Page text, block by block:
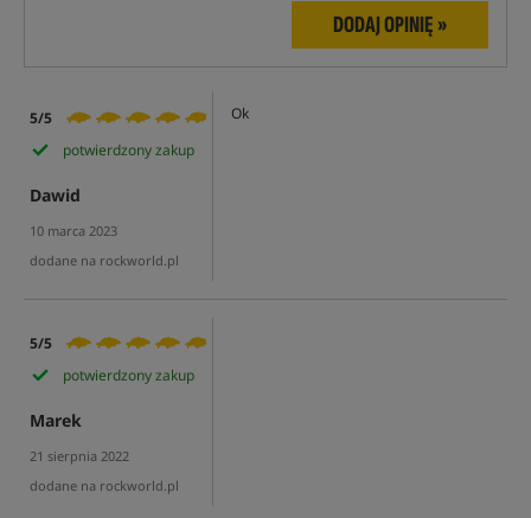
DODAJ OPINIĘ »
5/5
potwierdzony zakup
Dawid
10 marca 2023
dodane na rockworld.pl
Ok
5/5
potwierdzony zakup
Marek
21 sierpnia 2022
dodane na rockworld.pl